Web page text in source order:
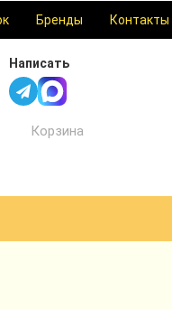
Бренды Контакты
Написать
Корзина